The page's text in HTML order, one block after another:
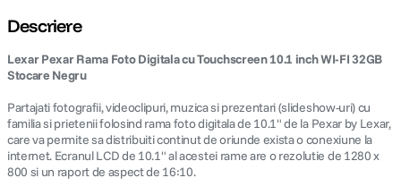
Descriere
Lexar Pexar Rama Foto Digitala cu Touchscreen 10.1 inch WI-FI 32GB
Stocare Negru
Partajati fotografii, videoclipuri, muzica si prezentari (slideshow-uri) cu
familia si prietenii folosind rama foto digitala de 10.1" de la Pexar by Lexar,
care va permite sa distribuiti continut de oriunde exista o conexiune la
internet. Ecranul LCD de 10.1" al acestei rame are o rezolutie de 1280 x
800 si un raport de aspect de 16:10.